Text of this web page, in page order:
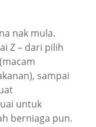
nak mula.
Z – dari pilih
sampai
untuk
berniaga pun.